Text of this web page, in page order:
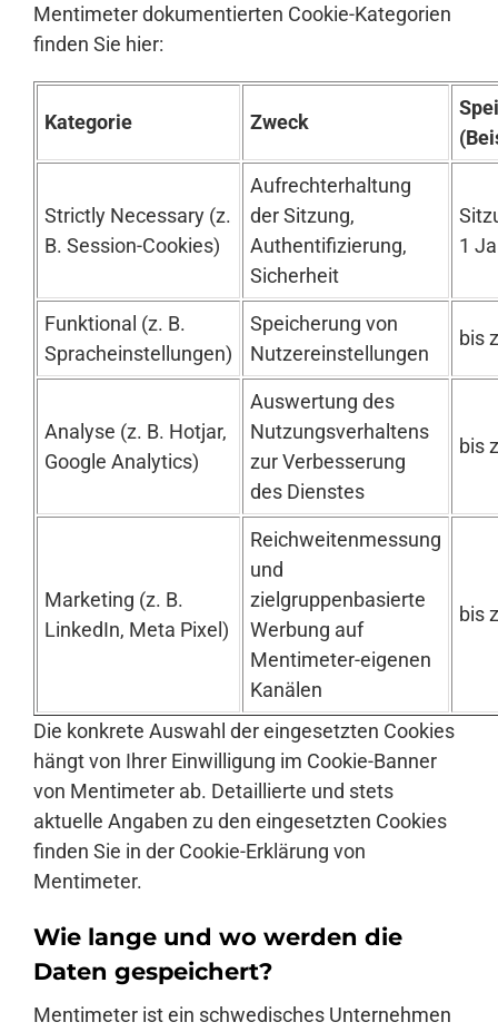
Mentimeter dokumentierten Cookie-Kategorien
finden Sie hier:
Kategorie Zweck
Strictly Necessary (z.
B. Session-Cookies)
Aufrechterhaltung
der Sitzung,
Authentifizierung,
Sicherheit
1
Funktional (z. B.
Spracheinstellungen)
Speicherung von
Nutzereinstellungen
bis
Analyse (z. B. Hotjar,
Google Analytics)
Auswertung des
Nutzungsverhaltens
zur Verbesserung
des Dienstes
bis
Marketing (z. B.
LinkedIn, Meta Pixel)
Reichweitenmessung
und
zielgruppenbasierte
Werbung auf
Mentimeter-eigenen
Kanälen
bis
Die konkrete Auswahl der eingesetzten Cookies
hängt von Ihrer Einwilligung im Cookie-Banner
von Mentimeter ab. Detaillierte und stets
aktuelle Angaben zu den eingesetzten Cookies
finden Sie in der Cookie-Erklärung von
Mentimeter.
Wie lange und wo werden die
Daten gespeichert?
Mentimeter ist ein schwedisches Unternehmen